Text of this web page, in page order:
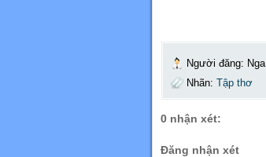
Người đăng: Nga
Nhãn: Tập thơ
0 nhận xét:
Đăng nhận xét